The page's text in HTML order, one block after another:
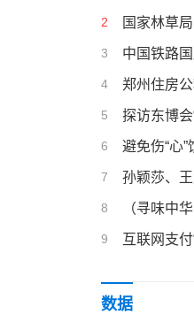
2
3
4
5
6
7
8
9
数据